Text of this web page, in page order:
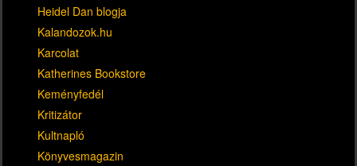
Heidel Dan blogja
Kalandozok.hu
Karcolat
Katherines Bookstore
Keményfedél
Kritizátor
Kultnapló
Könyvesmagazin